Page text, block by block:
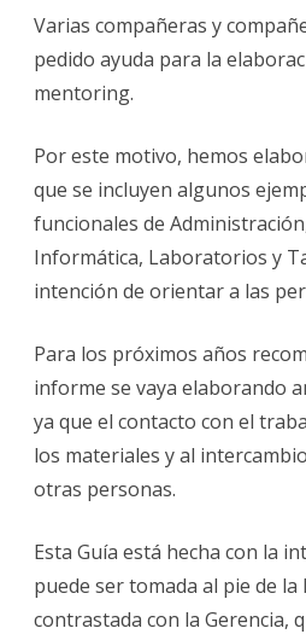
elaboración
del
mentoring
Varias compañeras y
pedido ayuda para la
mentoring.
Por este motivo, hemos
que se incluyen algunos
funcionales de
Informática, Laboratorios y
intención de orientar a las
Para los próximos años
informe se vaya elaborando
ya que el contacto con el
los materiales y al
otras personas.
Esta Guía está hecha con la
puede ser tomada al pie de
contrastada con la Gerencia,